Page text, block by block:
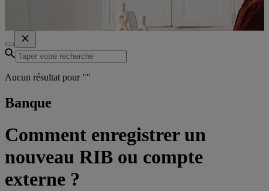
Aucun résultat pour ""
Banque
Comment enregistrer un
nouveau RIB ou compte
externe ?